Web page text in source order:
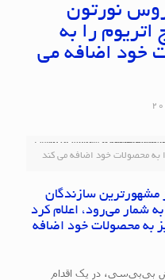
نورتون
اتریوم را به
خود اضافه می‌
به محصولات خود اضافه می‌ کند
مشهورترین سازندگان
شمار می‌رود، اعلام کرد
به محصولات خود اضافه
بی‌بی‌سی، در یک اقدام